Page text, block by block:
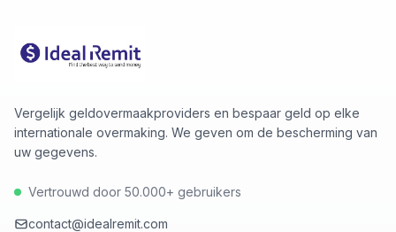
Vergelijk geldovermaakproviders en bespaar geld op elke
internationale overmaking. We geven om de bescherming van
uw gegevens.
Vertrouwd door 50.000+ gebruikers
contact@idealremit.com